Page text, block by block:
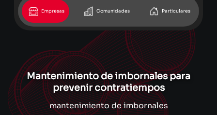
Empresas Comunidades Particulares
Mantenimiento de imbornales para
prevenir contratiempos
mantenimiento de imbornales